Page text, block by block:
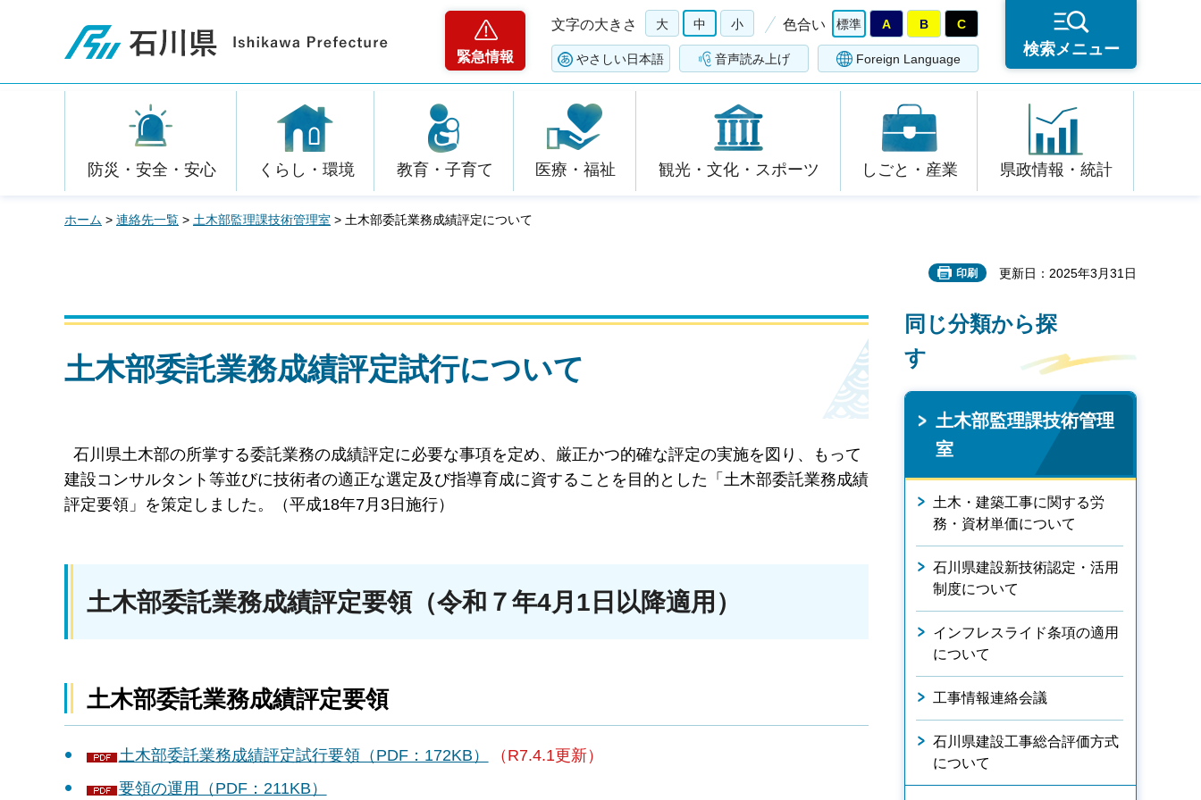
石川県
緊急情報
文字の大きさ 大 中 小 色合い 標準 A B C
やさしい日本語 音声読み上げ Foreign Language
検索メニュー
防災・安全・安心 くらし・環境 教育・子育て 医療・福祉 観光・文化・スポーツ しごと・産業 県政情報・統計
ホーム > 連絡先一覧 > 土木部監理課技術管理室 > 土木部委託業務成績評定について
印刷 更新日：2025年3月31日
土木部委託業務成績評定試行について
石川県土木部の所掌する委託業務の成績評定に必要な事項を定め、厳正かつ的確な評定の実施を図り、もって
建設コンサルタント等並びに技術者の適正な選定及び指導育成に資することを目的とした「土木部委託業務成績
評定要領」を策定しました。（平成18年7月3日施行）
土木部委託業務成績評定要領（令和７年4月1日以降適用）
土木部委託業務成績評定要領
土木部委託業務成績評定試行要領（PDF：172KB）
（R7.4.1更新）
要領の運用（PDF：211KB）
同じ分類から探
す
土木部監理課技術管理
室
土木・建築工事に関する労
務・資材単価について
石川県建設新技術認定・活用
制度について
インフレスライド条項の適用
について
工事情報連絡会議
石川県建設工事総合評価方式
について